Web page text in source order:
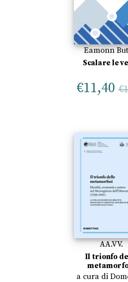
Eamonn
Scalare le
€11,40 €
AA.VV.
Il trionfo
a cura di